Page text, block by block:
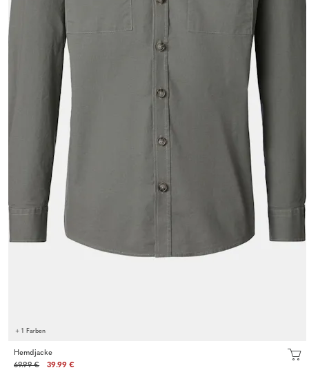
+ 1 Farben
Hemdjacke
69.99 €
39.99 €